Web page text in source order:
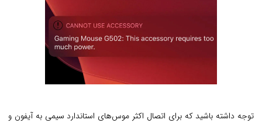
توجه داشته باشید که برای اتصال اکثر موس‌های استاندارد سیمی به آیفون و